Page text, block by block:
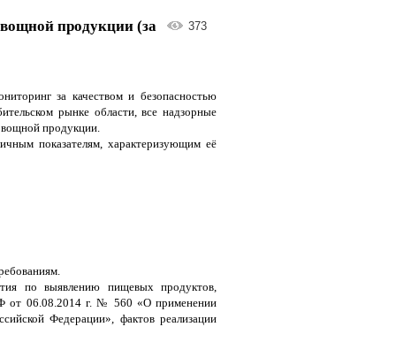
продукции (за
373
за качеством и безопасностью
рынке области, все надзорные
продукции.
показателям, характеризующим её
по выявлению пищевых продуктов,
от 06.08.2014 г. № 560 «О применении
Федерации», фактов реализации